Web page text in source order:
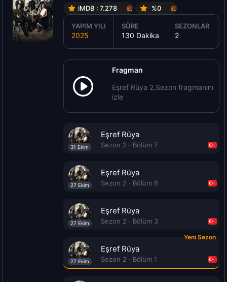
iMDB : 7.278 %0
YAPIM YILI
2025
SÜRE
130 Dakika
SEZONLAR
2
Fragman
Eşref Rüya 2.Sezon fragmanını
izle
Eşref Rüya
Sezon 2 · Bölüm 7
31 Ekim
Eşref Rüya
Sezon 2 · Bölüm 6
27 Ekim
Eşref Rüya
Sezon 2 · Bölüm 3
27 Ekim
Yeni Sezon
Eşref Rüya
Sezon 2 · Bölüm 1
27 Ekim